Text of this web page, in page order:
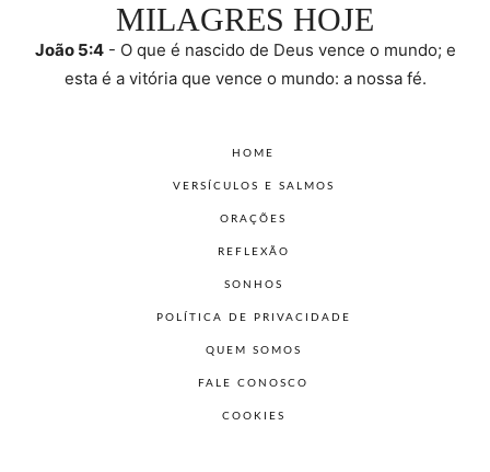
MILAGRES HOJE
João 5:4- O que é nascido de Deus vence o mundo; e
esta é a vitória que vence o mundo: a nossa fé.
HOME
VERSÍCULOS E SALMOS
ORAÇÕES
REFLEXÃO
SONHOS
POLÍTICA DE PRIVACIDADE
QUEM SOMOS
FALE CONOSCO
COOKIES